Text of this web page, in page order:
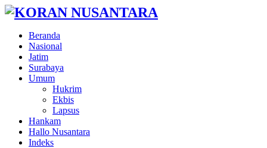
Beranda
Nasional
Jatim
Surabaya
Umum
Hukrim
Ekbis
Lapsus
Hankam
Hallo Nusantara
Indeks